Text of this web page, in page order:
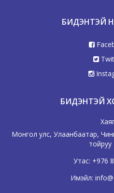
БИДЭНТЭЙ
БИДЭНТЭЙ
Монгол улс, Улаанбаатар,
тойруу
Утас: +976
Имэйл: